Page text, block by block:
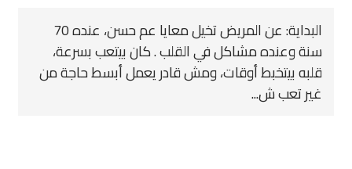
البداية: عن المريض تخيل معايا عم حسن، عنده 70
سنة وعنده مشاكل في القلب . كان بيتعب بسرعة،
قلبه بيتخبط أوقات، ومش قادر يعمل أبسط حاجة من
غير تعب ش...